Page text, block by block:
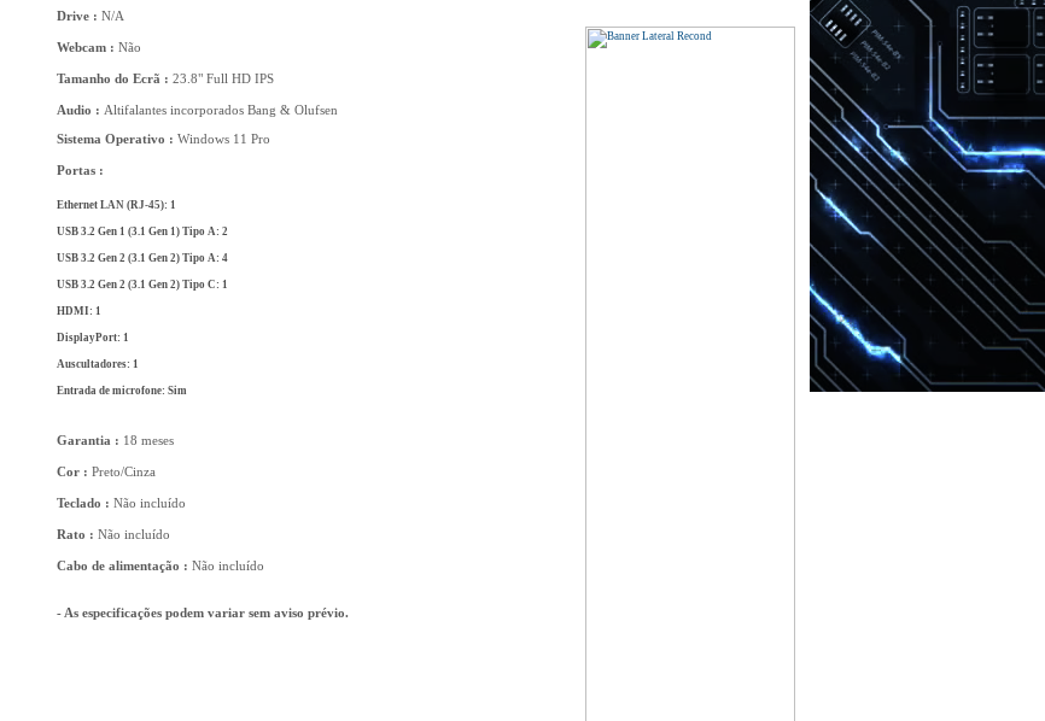
Drive : N/A
Webcam : Não
Tamanho do Ecrã : 23.8" Full HD IPS
Audio : Altifalantes incorporados Bang & Olufsen
Sistema Operativo : Windows 11 Pro
Portas :
Ethernet LAN (RJ-45): 1
USB 3.2 Gen 1 (3.1 Gen 1) Tipo A: 2
USB 3.2 Gen 2 (3.1 Gen 2) Tipo A: 4
USB 3.2 Gen 2 (3.1 Gen 2) Tipo C: 1
HDMI: 1
DisplayPort: 1
Auscultadores: 1
Entrada de microfone: Sim
Garantia : 18 meses
Cor : Preto/Cinza
Teclado : Não incluído
Rato : Não incluído
Cabo de alimentação : Não incluído
- As especificações podem variar sem aviso prévio.